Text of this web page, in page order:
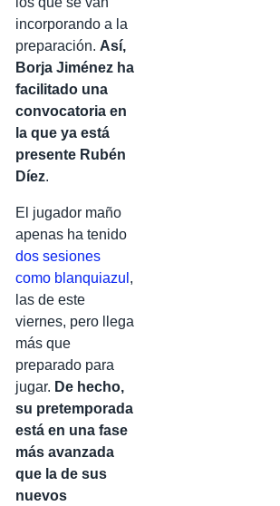
incorporando a la
preparación. Así,
Borja Jiménez ha
facilitado una
convocatoria en
la que ya está
presente Rubén
Díez.
El jugador maño
apenas ha tenido
dos sesiones
como blanquiazul ,
las de este
viernes, pero llega
más que
preparado para
jugar. De hecho,
su pretemporada
está en una fase
más avanzada
que la de sus
nuevos